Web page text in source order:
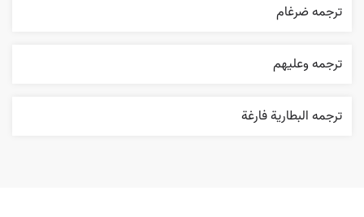
ترجمه ضرغام
ترجمه وعليهم
ترجمه البطارية فارغة